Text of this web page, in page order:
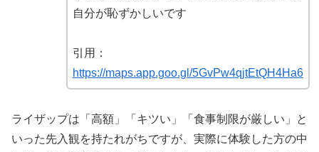
自分が恥ずかしいです
引用：
https://maps.app.goo.gl/5GvPw4qjtEtQH4Ha6
ライザップは「高額」「キツい」「食事制限が厳しい」と
いった先入観を持たれがちですが、実際に体験した方の中